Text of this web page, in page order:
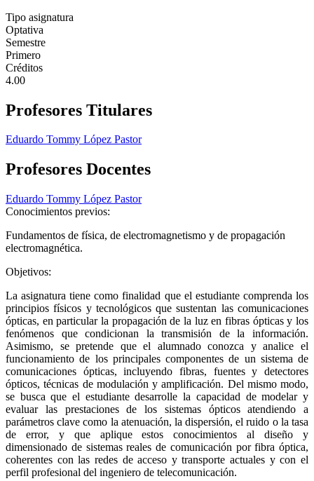
Tipo asignatura
Optativa
Semestre
Primero
Créditos
4.00
Profesores Titulares
Eduardo Tommy López Pastor
Profesores Docentes
Eduardo Tommy López Pastor
Conocimientos previos:
Fundamentos de física, de electromagnetismo y de propagación
electromagnética.
Objetivos:
La asignatura tiene como finalidad que el estudiante comprenda los
principios físicos y tecnológicos que sustentan las comunicaciones
ópticas, en particular la propagación de la luz en fibras ópticas y los
fenómenos que condicionan la transmisión de la información.
Asimismo, se pretende que el alumnado conozca y analice el
funcionamiento de los principales componentes de un sistema de
comunicaciones ópticas, incluyendo fibras, fuentes y detectores
ópticos, técnicas de modulación y amplificación. Del mismo modo,
se busca que el estudiante desarrolle la capacidad de modelar y
evaluar las prestaciones de los sistemas ópticos atendiendo a
parámetros clave como la atenuación, la dispersión, el ruido o la tasa
de error, y que aplique estos conocimientos al diseño y
dimensionado de sistemas reales de comunicación por fibra óptica,
coherentes con las redes de acceso y transporte actuales y con el
perfil profesional del ingeniero de telecomunicación.